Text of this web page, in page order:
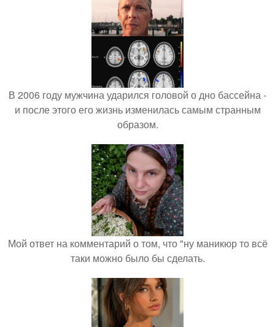
В 2006 году мужчина ударился головой о дно бассейна -
и после этого его жизнь изменилась самым странным
образом.
Мой ответ на комментарий о том, что "ну маникюр то всё
таки можно было бы сделать.